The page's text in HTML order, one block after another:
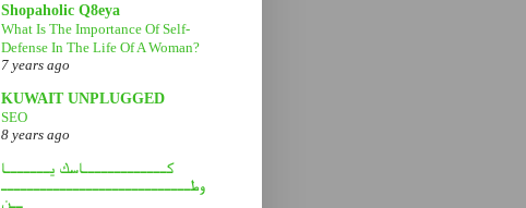
Shopaholic Q8eya
What Is The Importance Of Self-
Defense In The Life Of A Woman?
7 years ago
KUWAIT UNPLUGGED
SEO
8 years ago
كـــــــــــــاسك يـــــــا
وطـــــــــــــــــــــــــــــ
ــن